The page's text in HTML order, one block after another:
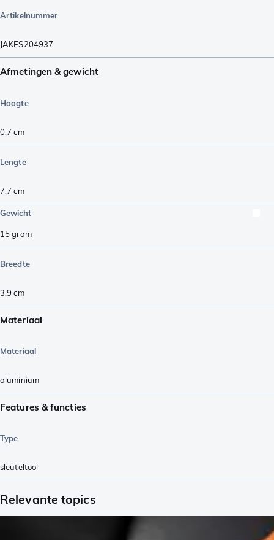
Artikelnummer
JAKES204937
Afmetingen & gewicht
Hoogte
0,7 cm
Lengte
7,7 cm
Gewicht
15gram
Breedte
3,9 cm
Materiaal
Materiaal
aluminium
Features & functies
Type
sleuteltool
Relevante topics